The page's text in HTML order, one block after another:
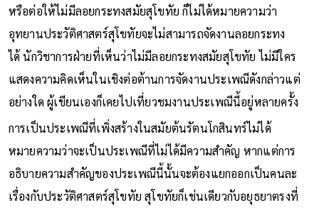
หรือต่อให้ไม่มีลอยกระทงสมัยสุโขทัย ก็ไม่ได้หมายความว่า
อุทยานประวัติศาสตร์สุโขทัยจะไม่สามารถจัดงานลอยกระทง
ได้ นักวิชาการฝ่ายที่เห็นว่าไม่มีลอยกระทงสมัยสุโขทัย ไม่มีใคร
แสดงความคิดเห็นในเชิงต่อต้านการจัดงานประเพณีดังกล่าวแต่
อย่างใด ผู้เขียนเองก็เคยไปเที่ยวชมงานประเพณีนี้อยู่หลายครั้ง
การเป็นประเพณีที่เพิ่งสร้างในสมัยต้นรัตนโกสินทร์ไม่ได้
หมายความว่าจะเป็นประเพณีที่ไม่ได้มีความสำคัญ หากแต่การ
อธิบายความสำคัญของประเพณีนี้นั้นจะต้องแยกออกเป็นคนละ
เรื่องกับประวัติศาสตร์สุโขทัย สุโขทัยก็เช่นเดียวกับอยุธยาตรงที่